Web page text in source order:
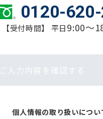
0120-
【受付時間】 平日9:00～
ご入力内容を確認する
個人情報の取り扱いについ